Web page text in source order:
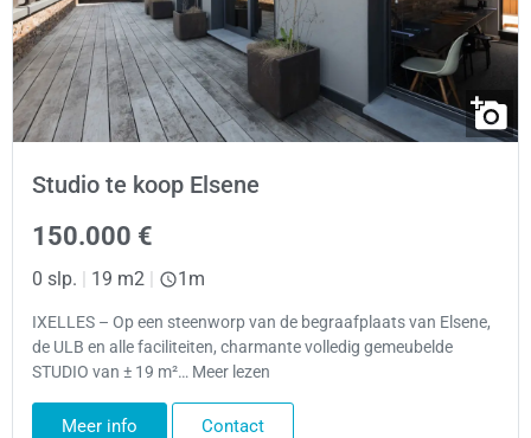
Studio te koop Elsene
150.000 €
0 slp. | 19 m2 | 1m
IXELLES – Op een steenworp van de begraafplaats van Elsene,
de ULB en alle faciliteiten, charmante volledig gemeubelde
STUDIO van ± 19 m²… Meer lezen
Meer info Contact